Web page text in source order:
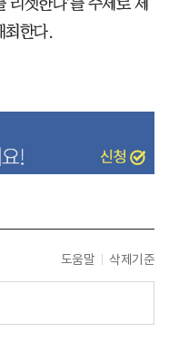
리셋한다'를 주제로 제
최한다.
도움말 삭제기준